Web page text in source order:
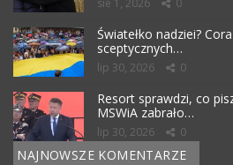
sie 1, 2026 0
Światełko nadziei?
sceptycznych…
lip 30, 2026 0
Resort sprawdzi, co
MSWiA zabrało…
lip 30, 2026 0
NAJNOWSZE KOMENTARZE